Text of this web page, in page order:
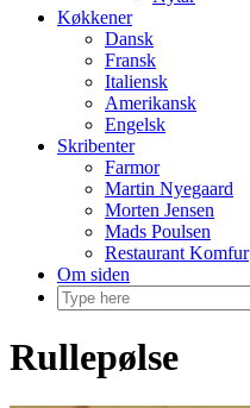
Køkkener
Dansk
Fransk
Italiensk
Amerikansk
Engelsk
Skribenter
Farmor
Martin Nyegaard
Morten Jensen
Mads Poulsen
Restaurant Komfur
Om siden
Rullepølse